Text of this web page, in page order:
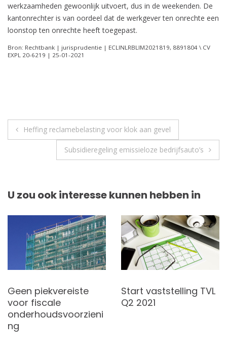
werkzaamheden gewoonlijk uitvoert, dus in de weekenden. De
kantonrechter is van oordeel dat de werkgever ten onrechte een
loonstop ten onrechte heeft toegepast.
Bron: Rechtbank | jurisprudentie | ECLINLRBLIM2021819, 8891804 \ CV
EXPL 20-6219 | 25-01-2021
Berichtnavigatie
Heffing reclamebelasting voor klok aan gevel
Subsidieregeling emissieloze bedrijfsauto’s
U zou ook interesse kunnen hebben in
Geen piekvereiste
voor fiscale
onderhoudsvoorzieni
ng
Start vaststelling TVL
Q2 2021